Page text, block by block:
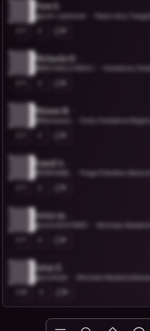
Piotr S.
@piotr-sadowski
Rejon ulicy
n Voivodeship, Poland
Michaela H.
Pardubice,
schechien
Miriam N.
Čistá, Pardubice
Kamil A.
Praga Południe,
victor m.
@victor92476891
Wroclaw,
Artur Z.
@zochniak
Wroclaw,